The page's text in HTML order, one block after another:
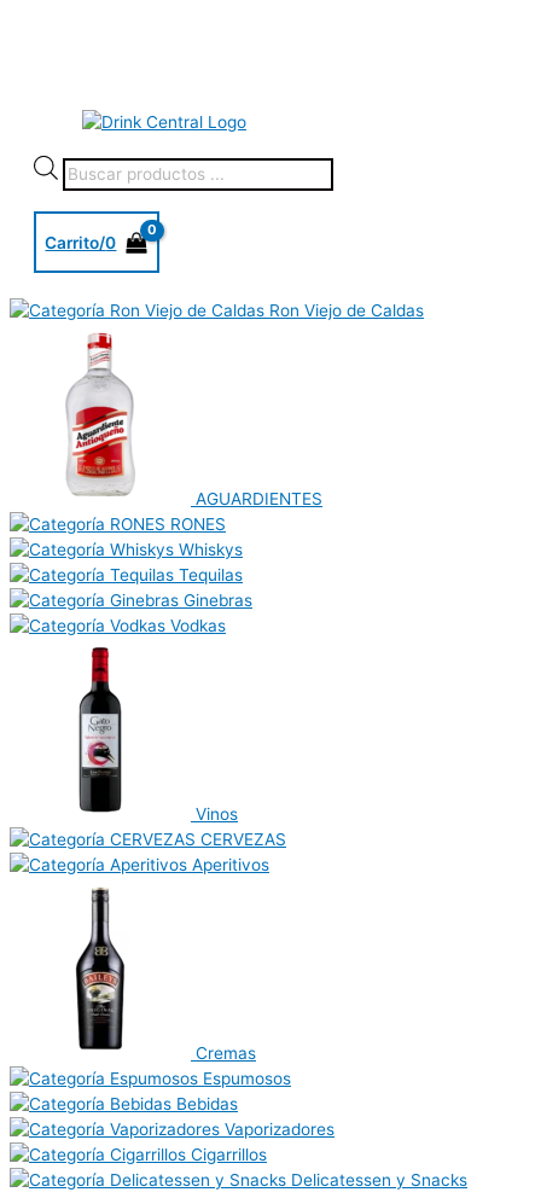
Carrito/0
Ron Viejo de Caldas
AGUARDIENTES
RONES
Whiskys
Tequilas
Ginebras
Vodkas
Vinos
CERVEZAS
Aperitivos
Cremas
Espumosos
Bebidas
Vaporizadores
Cigarrillos
Delicatessen y Snacks